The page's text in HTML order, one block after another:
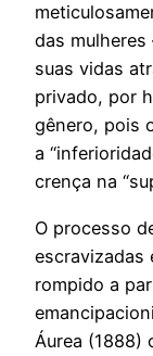
das mulheres
suas vidas
privado, por
gênero, pois
a
crença na
O processo
escravizadas
rompido a
Áurea (1888)